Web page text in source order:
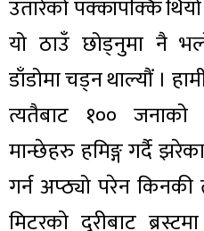
उतारेको पक्कापक्कि
यो ठाउँ छोड्नुमा नै
डाँडोमा चड्न थाल्यौं ।
त्यतैबाट १००
मान्छेहरु हमिङ्ग गर्दै
गर्न अप्ठ्यो परेन किनकी
मिटरको दूरीबाट